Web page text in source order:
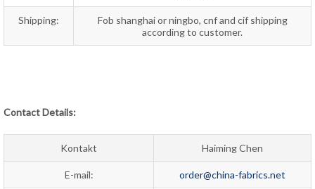
Shipping:
Fob shanghai or ningbo, cnf and cif shipping
according to customer.
Contact Details:
Kontakt Haiming Chen
E-mail: order@china-fabrics.net